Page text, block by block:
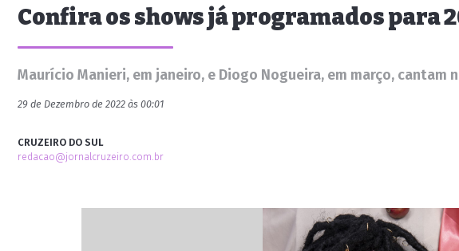
Confira os shows já programados para
Maurício Manieri, em janeiro, e Diogo Nogueira, em março, cantam
29 de Dezembro de 2022 às 00:01
CRUZEIRO DO SUL
redacao@jornalcruzeiro.com.br